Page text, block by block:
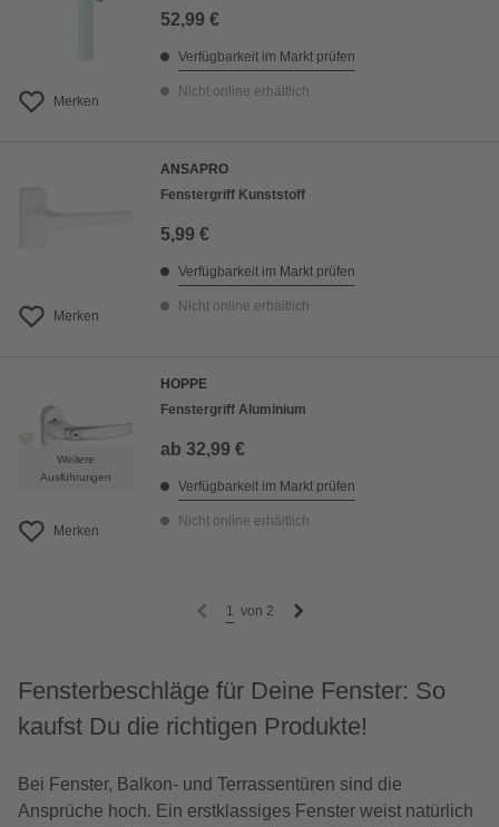
Merken
52,99 €
Verfügbarkeit im Markt prüfen
Nicht online erhältlich
Merken
ANSAPRO
Fenstergriff Kunststoff
5,99 €
Verfügbarkeit im Markt prüfen
Nicht online erhältlich
Weitere
Ausführungen
Merken
HOPPE
Fenstergriff Aluminium
ab 32,99 €
Verfügbarkeit im Markt prüfen
Nicht online erhältlich
1 von 2
Fensterbeschläge für Deine Fenster: So
kaufst Du die richtigen Produkte!
Bei Fenster, Balkon- und Terrassentüren sind die
Ansprüche hoch. Ein erstklassiges Fenster weist natürlich